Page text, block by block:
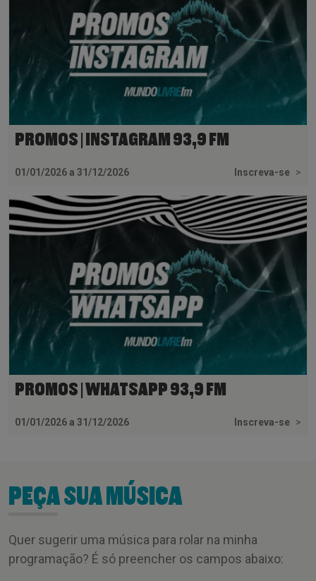
PROMOS | INSTAGRAM 93,9 FM
01/01/2026 a 31/12/2026 Inscreva-se >
PROMOS | WHATSAPP 93,9 FM
01/01/2026 a 31/12/2026 Inscreva-se >
PEÇA SUA MÚSICA
Quer sugerir uma música para rolar na minha
programação? É só preencher os campos abaixo: